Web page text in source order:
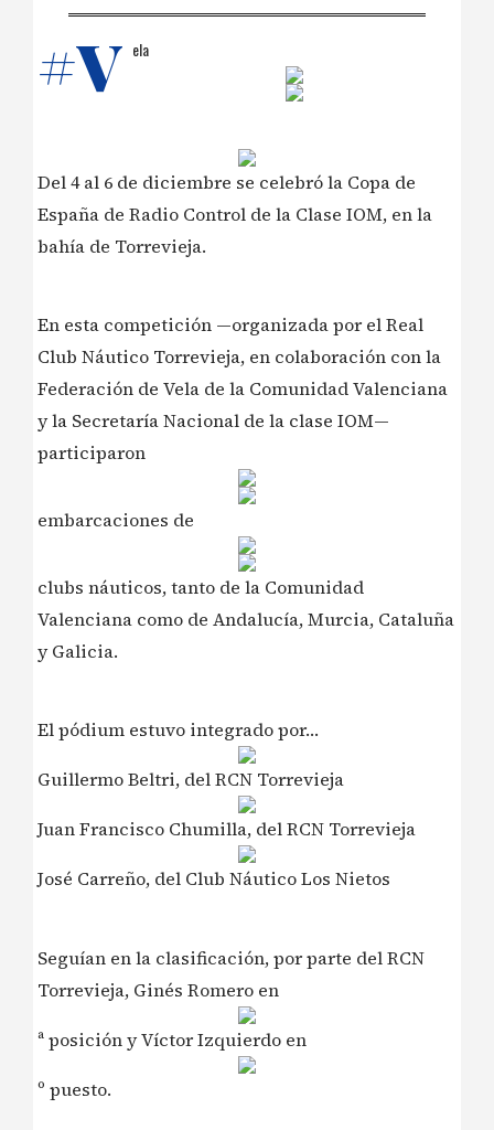
#V ela
Del 4 al 6 de diciembre se celebró la Copa de
España de Radio Control de la Clase IOM, en la
bahía de Torrevieja.
En esta competición —organizada por el Real
Club Náutico Torrevieja, en colaboración con la
Federación de Vela de la Comunidad Valenciana
y la Secretaría Nacional de la clase IOM—
participaron
embarcaciones de
clubs náuticos, tanto de la Comunidad
Valenciana como de Andalucía, Murcia, Cataluña
y Galicia.
El pódium estuvo integrado por…
Guillermo Beltri, del RCN Torrevieja
Juan Francisco Chumilla, del RCN Torrevieja
José Carreño, del Club Náutico Los Nietos
Seguían en la clasificación, por parte del RCN
Torrevieja, Ginés Romero en
ª posición y Víctor Izquierdo en
º puesto.